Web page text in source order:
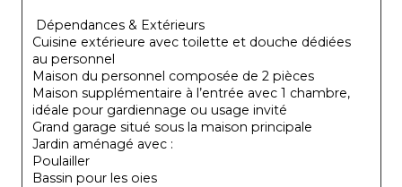
Dépendances & Extérieurs
Cuisine extérieure avec toilette et douche dédiées
au personnel
Maison du personnel composée de 2 pièces
Maison supplémentaire à l’entrée avec 1 chambre,
idéale pour gardiennage ou usage invité
Grand garage situé sous la maison principale
Jardin aménagé avec :
Poulailler
Bassin pour les oies